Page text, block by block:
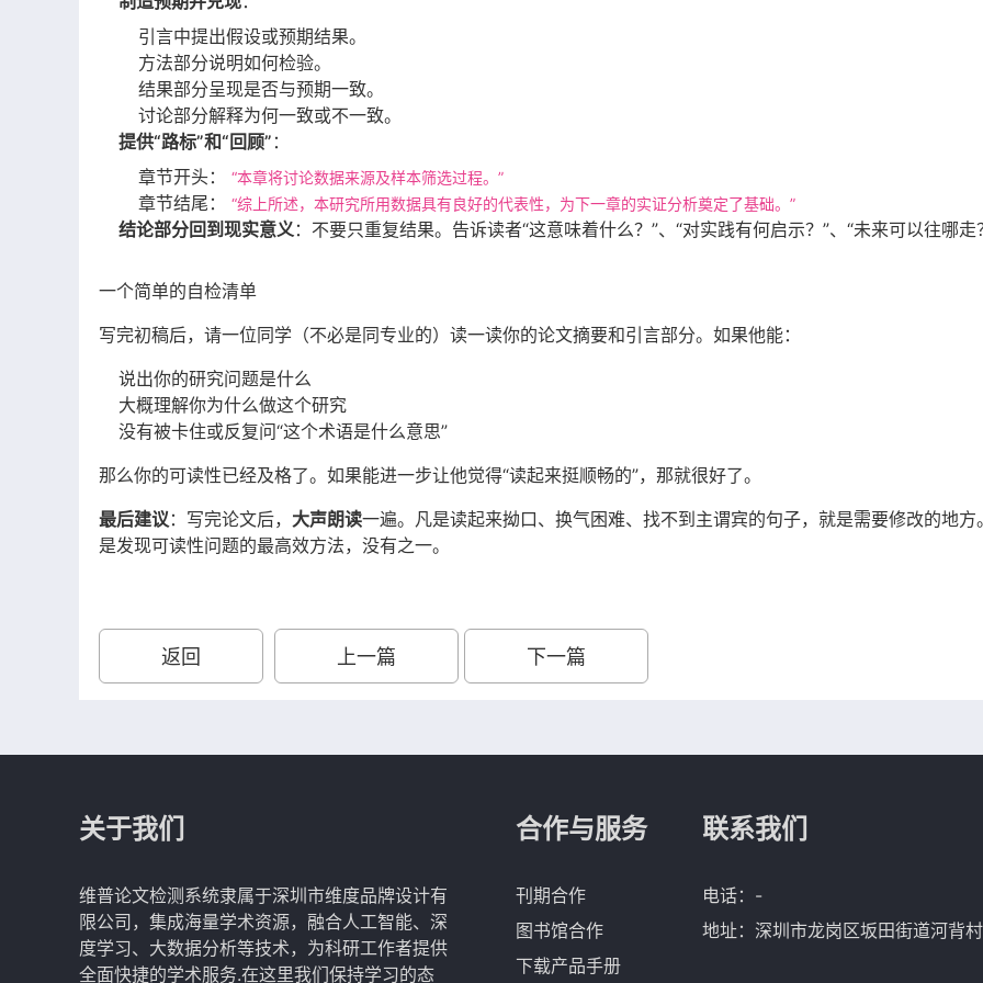
引言中提出假设或预期结果。
方法部分说明如何检验。
结果部分呈现是否与预期一致。
讨论部分解释为何一致或不一致。
提供“路标”和“回顾” ：
章节开头：
“本章将讨论数据来源及样本筛选过程。”
章节结尾： “综上所述，本研究所用数据具有良好的代表性，为下一章的实证分析奠定了基础。”
结论部分回到现实意义：不要只重复结果。告诉读者“这意味着什么？”、“对实践有何启示？”、“未来可以往哪走
一个简单的自检清单
写完初稿后，请一位同学（不必是同专业的）读一读你的论文摘要和引言部分。如果他能：
说出你的研究问题是什么
大概理解你为什么做这个研究
没有被卡住或反复问“这个术语是什么意思”
那么你的可读性已经及格了。如果能进一步让他觉得“读起来挺顺畅的”，那就很好了。
最后建议：写完论文后， 大声朗读一遍。凡是读起来拗口、换气困难、找不到主谓宾的句子，就是需要修改的地方
是发现可读性问题的最高效方法，没有之一。
返回 上一篇 下一篇
关于我们
维普论文检测系统隶属于深圳市维度品牌设计有
限公司，集成海量学术资源，融合人工智能、深
度学习、大数据分析等技术，为科研工作者提供
全面快捷的学术服务.在这里我们保持学习的态
合作与服务
刊期合作
图书馆合作
下载产品手册
联系我们
电话：-
地址：深圳市龙岗区坂田街道河背